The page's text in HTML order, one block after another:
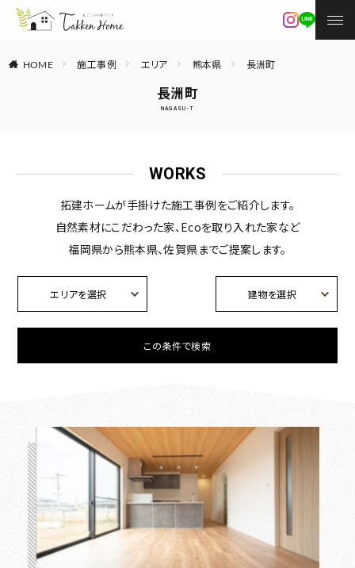
HOME 施工事例 エリア 熊本県 長洲町
長洲町
NAGASU-T
WORKS
拓建ホームが手掛けた施工事例をご紹介します。
自然素材にこだわった家、Ecoを取り入れた家など
福岡県から熊本県、佐賀県までご提案します。